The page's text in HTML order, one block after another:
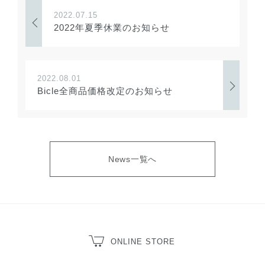
2022.07.15
2022年夏季休業のお知らせ
2022.08.01
Bicle全商品価格改定のお知らせ
News一覧へ
ONLINE STORE